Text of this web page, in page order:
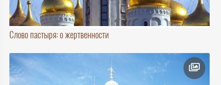
Слово пастыря: о жертвенности